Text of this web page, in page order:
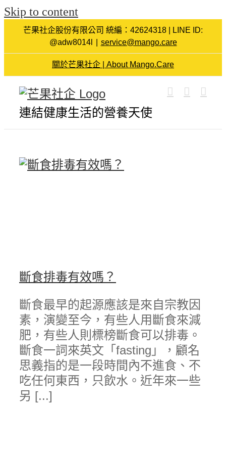
Skip to content
芒果社企股份有限公司 統編：42624318 | LINE ID:
@adw8014l
service@mango.care
關於芒果社企 | About Mango.Care
連結健康生活的營養天使
斷食排毒有效嗎？
斷食最早的起源應該是來自宗教因
素，演變至今，有些人用斷食來減
肥，有些人則標榜斷食可以排毒。
斷食一詞來英文「fasting」，顧名
思義指的是一段時間內不進食、不
吃任何東西，只飲水。近年來一些
另 [...]